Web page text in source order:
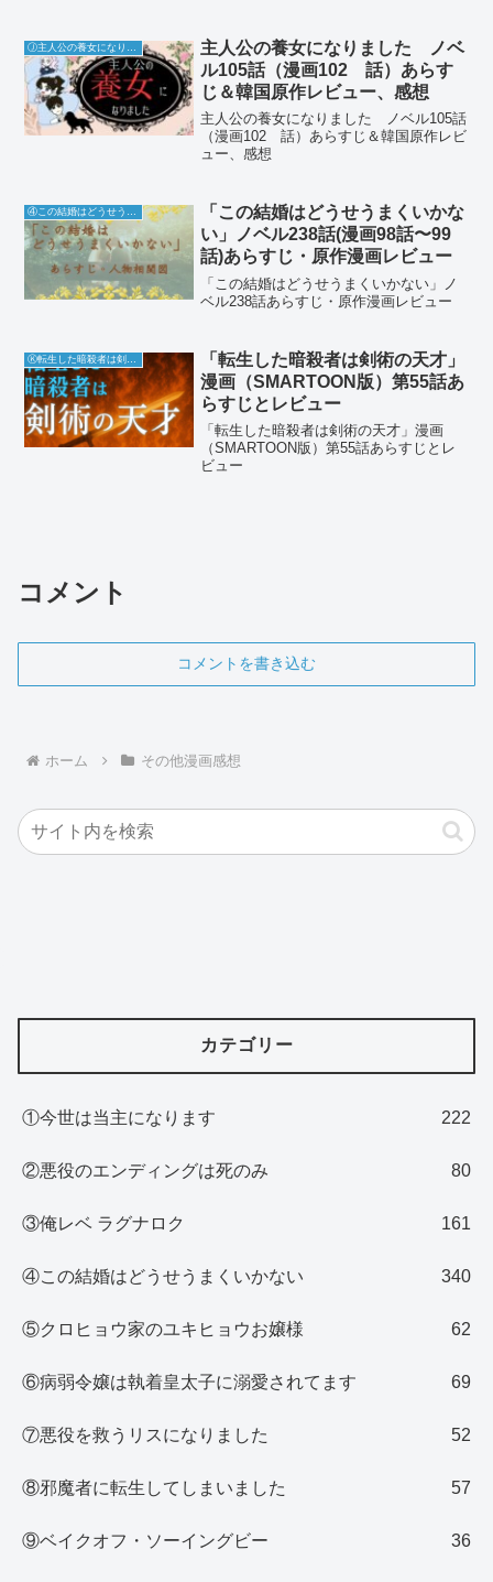
主人公の養女になりました ノベ
ル105話（漫画102 話）あらす
じ＆韓国原作レビュー、感想
主人公の養女になりました ノベル105話
（漫画102 話）あらすじ＆韓国原作レビ
ュー、感想
④この結婚はどうせうまくいかない
「この結婚はどうせうまくいかな
い」ノベル238話(漫画98話〜99
話)あらすじ・原作漫画レビュー
「この結婚はどうせうまくいかない」ノ
ベル238話あらすじ・原作漫画レビュー
「転生した暗殺者は剣術の天才」
漫画（SMARTOON版）第55話あ
らすじとレビュー
「転生した暗殺者は剣術の天才」漫画
（SMARTOON版）第55話あらすじとレ
ビュー
コメント
コメントを書き込む
ホーム その他漫画感想
カテゴリー
①今世は当主になります 222
②悪役のエンディングは死のみ 80
③俺レベ ラグナロク 161
④この結婚はどうせうまくいかない 340
⑤クロヒョウ家のユキヒョウお嬢様 62
⑥病弱令嬢は執着皇太子に溺愛されてます 69
⑦悪役を救うリスになりました 52
⑧邪魔者に転生してしまいました 57
⑨ベイクオフ・ソーイングビー 36